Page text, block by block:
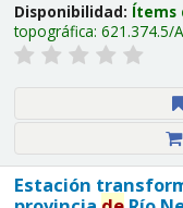
Disponibilidad: Ítems
topográfica: 621.374.5/
Estación